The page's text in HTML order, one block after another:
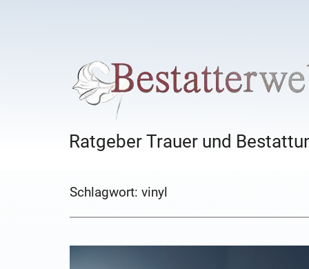
Ratgeber Trauer und
Schlagwort: vinyl